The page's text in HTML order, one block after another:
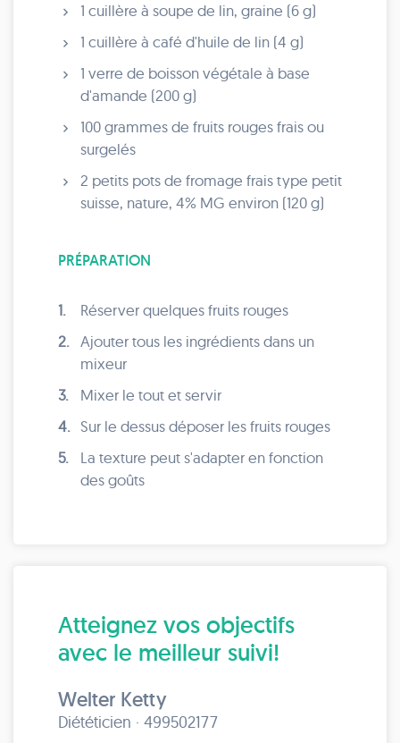
1 cuillère à soupe de lin, graine (6 g)
1 cuillère à café d'huile de lin (4 g)
1 verre de boisson végétale à base
d'amande (200 g)
100 grammes de fruits rouges frais ou
surgelés
2 petits pots de fromage frais type petit
suisse, nature, 4% MG environ (120 g)
PRÉPARATION
1.
Réserver quelques fruits rouges
2.
Ajouter tous les ingrédients dans un
mixeur
3.
Mixer le tout et servir
4.
Sur le dessus déposer les fruits rouges
5.
La texture peut s'adapter en fonction
des goûts
Atteignez vos objectifs
avec le meilleur suivi!
Welter Ketty
Diététicien · 499502177